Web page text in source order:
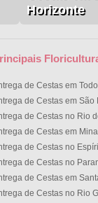
Horizonte
de Cestas em
de Cestas em São
de Cestas no Rio
de Cestas em
de Cestas no
de Cestas no
de Cestas em
de Cestas no Rio